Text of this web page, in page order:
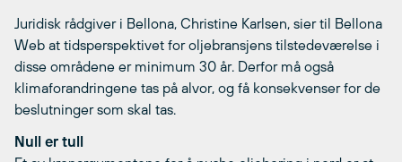
Juridisk rådgiver i Bellona, Christine Karlsen, sier til Bellona
Web at tidsperspektivet for oljebransjens tilstedeværelse i
disse områdene er minimum 30 år. Derfor må også
klimaforandringene tas på alvor, og få konsekvenser for de
beslutninger som skal tas.
Null er tull